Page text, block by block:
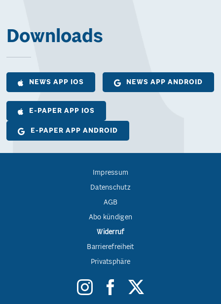
Downloads
NEWS APP IOS NEWS APP ANDROID
E-PAPER APP IOS
E-PAPER APP ANDROID
Impressum
Datenschutz
AGB
Abo kündigen
Widerruf
Barrierefreiheit
Privatsphäre